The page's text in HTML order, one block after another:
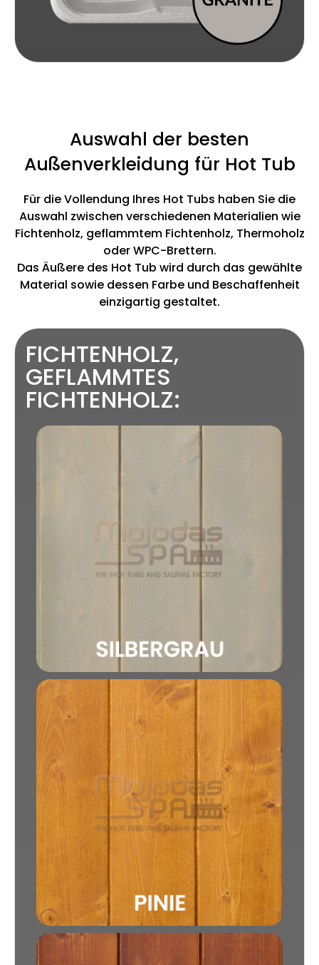
Auswahl der besten
Außenverkleidung für Hot Tub
Für die Vollendung Ihres Hot Tubs haben Sie die
Auswahl zwischen verschiedenen Materialien wie
Fichtenholz, geflammtem Fichtenholz, Thermoholz
oder WPC-Brettern.
Das Äußere des Hot Tub wird durch das gewählte
Material sowie dessen Farbe und Beschaffenheit
einzigartig gestaltet.
FICHTENHOLZ,
GEFLAMMTES
FICHTENHOLZ: